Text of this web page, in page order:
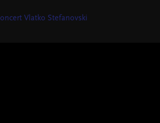
Vlatko Stefanovski